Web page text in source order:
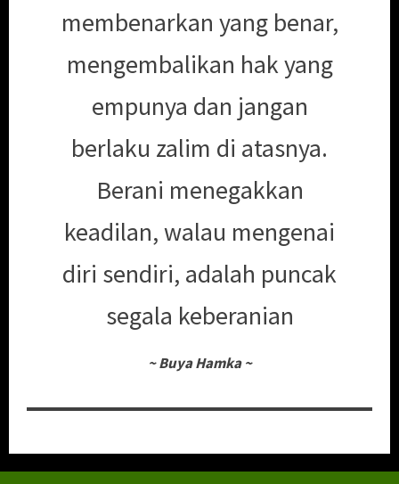
membenarkan yang benar,
mengembalikan hak yang
empunya dan jangan
berlaku zalim di atasnya.
Berani menegakkan
keadilan, walau mengenai
diri sendiri, adalah puncak
segala keberanian
~ Buya Hamka ~